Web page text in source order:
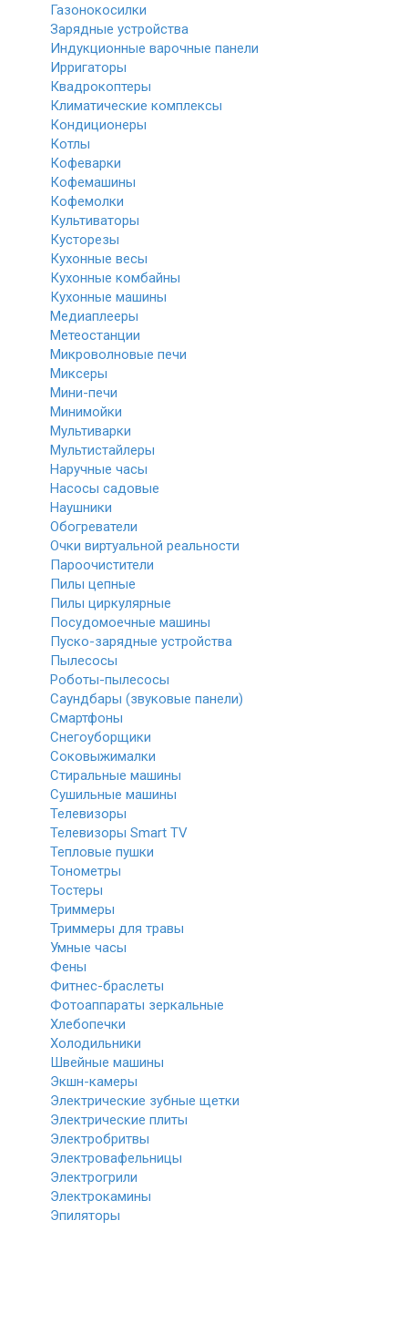
Газонокосилки
Зарядные устройства
Индукционные варочные панели
Ирригаторы
Квадрокоптеры
Климатические комплексы
Кондиционеры
Котлы
Кофеварки
Кофемашины
Кофемолки
Культиваторы
Кусторезы
Кухонные весы
Кухонные комбайны
Кухонные машины
Медиаплееры
Метеостанции
Микроволновые печи
Миксеры
Мини-печи
Минимойки
Мультиварки
Мультистайлеры
Наручные часы
Насосы садовые
Наушники
Обогреватели
Очки виртуальной реальности
Пароочистители
Пилы цепные
Пилы циркулярные
Посудомоечные машины
Пуско-зарядные устройства
Пылесосы
Роботы-пылесосы
Саундбары (звуковые панели)
Смартфоны
Снегоуборщики
Соковыжималки
Стиральные машины
Сушильные машины
Телевизоры
Телевизоры Smart TV
Тепловые пушки
Тонометры
Тостеры
Триммеры
Триммеры для травы
Умные часы
Фены
Фитнес-браслеты
Фотоаппараты зеркальные
Хлебопечки
Холодильники
Швейные машины
Экшн-камеры
Электрические зубные щетки
Электрические плиты
Электробритвы
Электровафельницы
Электрогрили
Электрокамины
Эпиляторы